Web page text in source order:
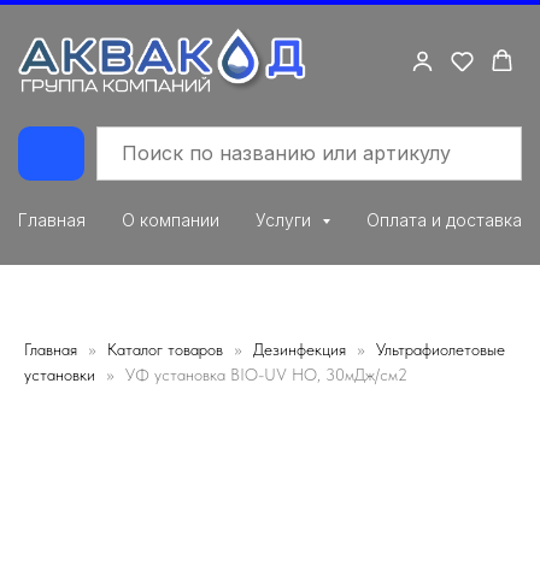
Главная О компании Услуги Оплата и доставка
Главная Каталог товаров Дезинфекция
Ультрафиолетовые
установки
УФ установка BIO-UV HO, 30мДж/см2